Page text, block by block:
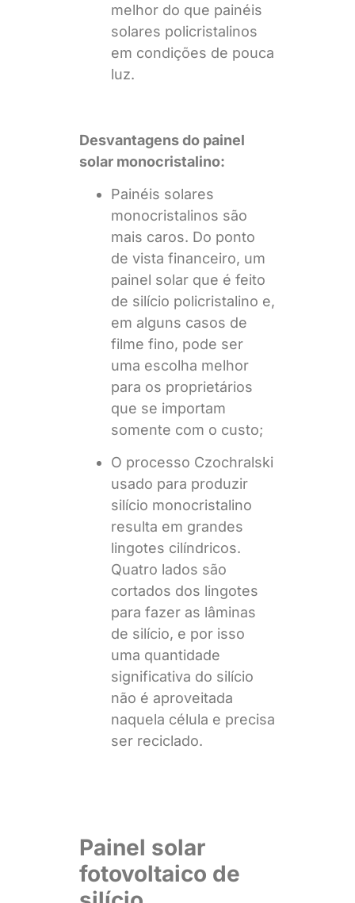
melhor do que painéis
solares policristalinos
em condições de pouca
luz.
Desvantagens do painel
solar monocristalino:
Painéis solares
monocristalinos são
mais caros. Do ponto
de vista financeiro, um
painel solar que é feito
de silício policristalino e,
em alguns casos de
filme fino, pode ser
uma escolha melhor
para os proprietários
que se importam
somente com o custo;
O processo Czochralski
usado para produzir
silício monocristalino
resulta em grandes
lingotes cilíndricos.
Quatro lados são
cortados dos lingotes
para fazer as lâminas
de silício, e por isso
uma quantidade
significativa do silício
não é aproveitada
naquela célula e precisa
ser reciclado.
Painel solar
fotovoltaico de